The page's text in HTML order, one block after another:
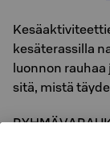
kesäterassilla
luonnon rauhaa
sitä, mistä